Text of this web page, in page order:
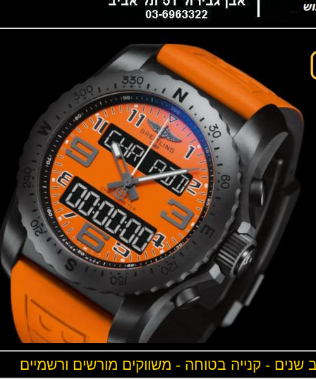
- קנייה בטוחה - משווקים מורשים ורשמיים